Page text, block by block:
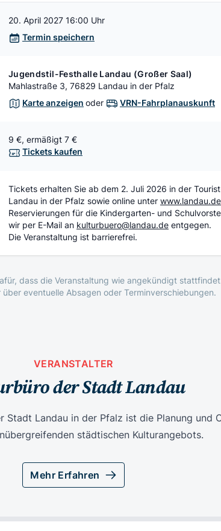
20. April 2027 16:00 Uhr
Termin speichern
Jugendstil-Festhalle Landau (Großer Saal)
Mahlastraße 3, 76829 Landau in der Pfalz
Karte anzeigen oder VRN-Fahrplanauskunft
9 €, ermäßigt 7 €
Tickets kaufen
Tickets erhalten Sie ab dem 2. Juli 2026 in der
Landau in der Pfalz sowie online unter
Reservierungen für die Kindergarten- und
wir per E-Mail an kulturbuero@landau.de entgegen.
Die Veranstaltung ist barrierefrei.
dass die Veranstaltung wie angekündigt
eventuelle Absagen oder Terminverschiebungen.
VERANSTALTER
der Stadt Landau
Stadt Landau in der Pfalz ist die Planung und
städtischen Kulturangebots.
Mehr Erfahren